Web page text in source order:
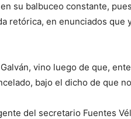
su balbuceo constante,
retórica, en enunciados que
vino luego de que,
bajo el dicho de que
del secretario Fuentes